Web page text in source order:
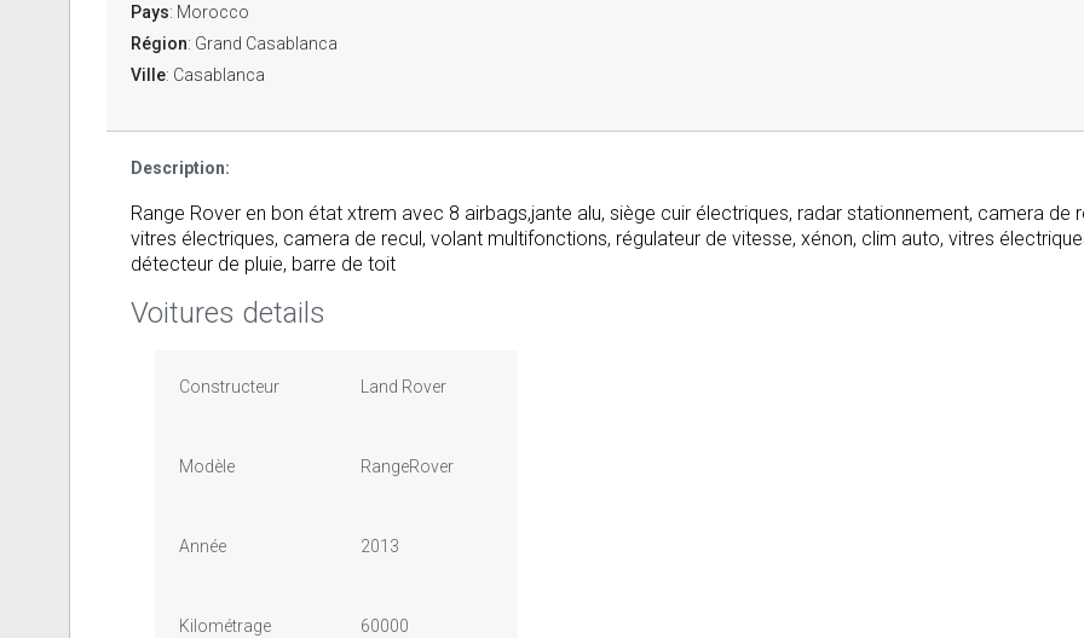
Pays: Morocco
Région: Grand Casablanca
Ville: Casablanca
Description:
Range Rover en bon état xtrem avec 8 airbags,jante alu, siège cuir électriques, radar stationnement, camera de
vitres électriques, camera de recul, volant multifonctions, régulateur de vitesse, xénon, clim auto, vitres
détecteur de pluie, barre de toit
Voitures details
Constructeur Land Rover
Modèle RangeRover
Année 2013
Kilométrage 60000